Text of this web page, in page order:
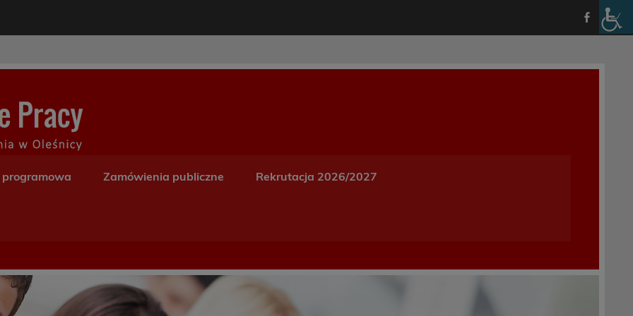
Zamówienia publiczne Rekrutacja 2026/2027